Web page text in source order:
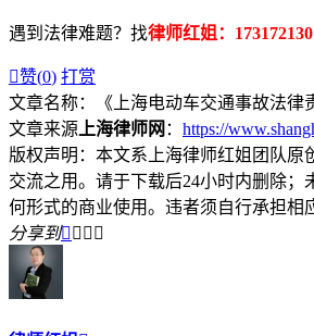
遇到法律难题？找律师红姐：
赞(0) 打赏
文章名称：《上海电动车交通事故法律
文章来源 上海律师网 ： https://
版权声明：本文系上海律师红姐团队原
交流之用。请于下载后24小时内删除；
何形式的商业使用。违者须自行承担相
分享到   